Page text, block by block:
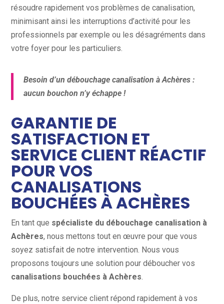
résoudre rapidement vos problèmes de canalisation,
minimisant ainsi les interruptions d’activité pour les
professionnels par exemple ou les désagréments dans
votre foyer pour les particuliers.
Besoin d’un débouchage canalisation à Achères :
aucun bouchon n’y échappe !
GARANTIE DE
SATISFACTION ET
SERVICE CLIENT RÉACTIF
POUR VOS
CANALISATIONS
BOUCHÉES À ACHÈRES
En tant que spécialiste du débouchage canalisation à
Achères, nous mettons tout en œuvre pour que vous
soyez satisfait de notre intervention. Nous vous
proposons toujours une solution pour déboucher vos
canalisations bouchées à Achères.
De plus, notre service client répond rapidement à vos